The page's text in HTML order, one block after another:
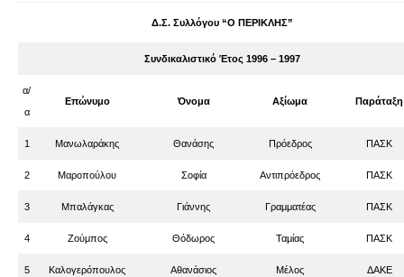
Δ.Σ. Συλλόγου “Ο ΠΕΡΙΚΛΗΣ”
Συνδικαλιστικό Έτος 1996 – 1997
α/
α
Επώνυμο Όνομα Αξίωμα Παράταξη
1 Μανωλαράκης Θανάσης Πρόεδρος ΠΑΣΚ
2 Μαροπούλου Σοφία Αντιπρόεδρος ΠΑΣΚ
3 Μπαλάγκας Γιάννης Γραμματέας ΠΑΣΚ
4 Ζούμπος Θόδωρος Ταμίας ΠΑΣΚ
5 Καλογερόπουλος Αθανάσιος Μέλος ΔΑΚΕ